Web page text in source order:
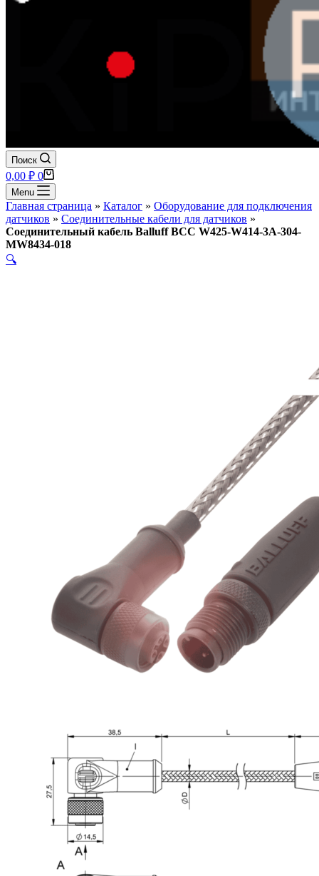
Поиск
Корзина
0,00 ₽ 0
Menu
Главная страница » Каталог » Оборудование для подключения
датчиков » Соединительные кабели для датчиков »
Соединительный кабель Balluff BCC W425-W414-3A-304-
MW8434-018
🔍